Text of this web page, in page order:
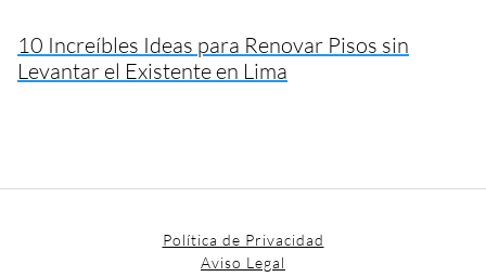
10 Increíbles Ideas para Renovar Pisos sin
Levantar el Existente en Lima
Política de Privacidad
Aviso Legal